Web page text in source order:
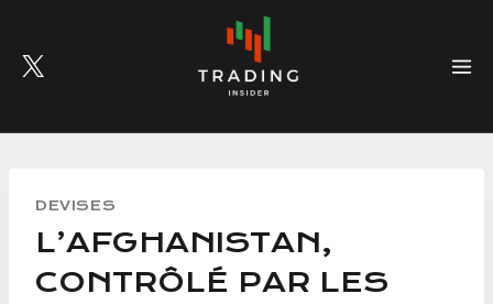
content
DEVISES
L’AFGHANISTAN,
CONTRÔLÉ PAR LES